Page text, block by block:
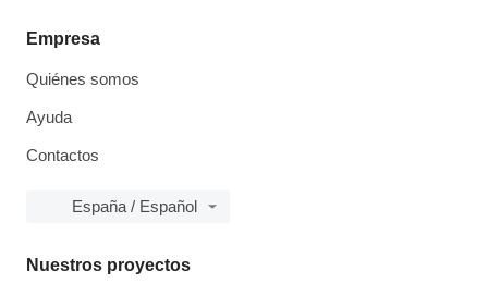
Empresa
Quiénes somos
Ayuda
Contactos
España / Español
Nuestros proyectos